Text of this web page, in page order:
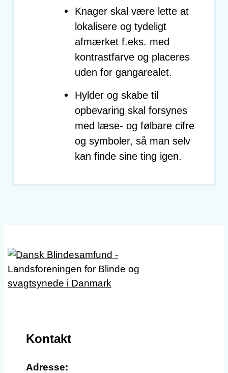
Knager skal være lette at
lokalisere og tydeligt
afmærket f.eks. med
kontrastfarve og placeres
uden for gangarealet.
Hylder og skabe til
opbevaring skal forsynes
med læse- og følbare cifre
og symboler, så man selv
kan finde sine ting igen.
Kontakt
Adresse: